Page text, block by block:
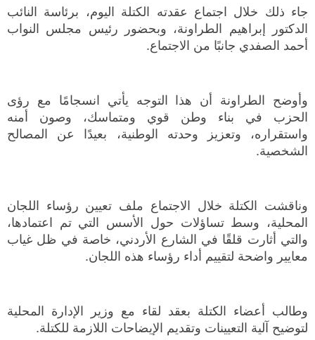
جاء ذلك خلال اجتماع عقدته الكتلة اليوم، برئاسة النائب
الدكتور إبراهيم الطراونة، وبحضور رئيس مجلس النواب
أحمد الصفدي جانبًا من الاجتماع.
وأوضح الطراونة أن هذا التوجه يأتي انسجامًا مع رؤى
الحزب في بناء وطن قوي ومتماسك، وصون أمنه
واستقراره، وتعزيز وحدته الوطنية، بعيدًا عن المصالح
الشخصية.
وناقشت الكتلة خلال الاجتماع ملف تعيين رؤساء اللجان
المحلية، وسط تساؤلات حول الأسس التي تم اعتمادها،
والتي أثارت قلقًا في الشارع الأردني، خاصة في ظل غياب
معايير واضحة لتقييم أداء رؤساء هذه اللجان.
وطالب أعضاء الكتلة بعقد لقاء مع وزير الإدارة المحلية
لتوضيح آلية التعيينات وتقديم الإيضاحات اللازمة للكتلة.